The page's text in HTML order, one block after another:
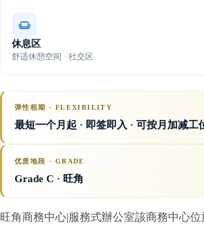
休息区
舒适休憩空间 · 社交区
弹性租期 · FLEXIBILITY
最短一个月起 · 即签即入 · 可按月加减工
优质地段 · GRADE
Grade C · 旺角
旺角商務中心|服務式辦公室該商務中心